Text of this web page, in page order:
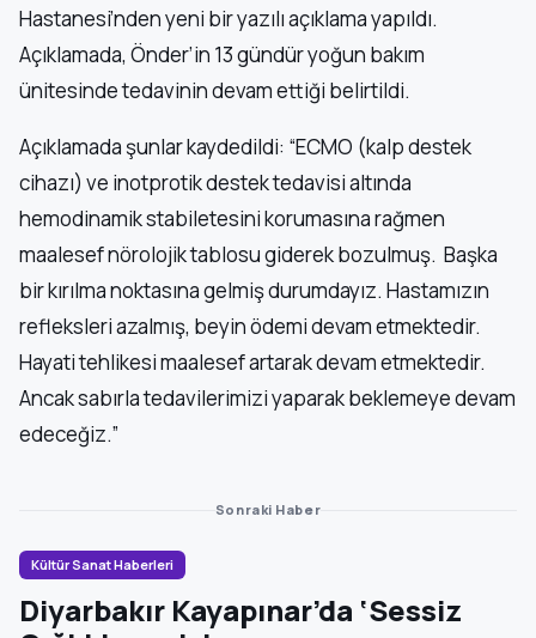
Hastanesi’nden yeni bir yazılı açıklama yapıldı.
Açıklamada, Önder’in 13 gündür yoğun bakım
ünitesinde tedavinin devam ettiği belirtildi.
Açıklamada şunlar kaydedildi: “ECMO (kalp destek
cihazı) ve inotprotik destek tedavisi altında
hemodinamik stabiletesini korumasına rağmen
maalesef nörolojik tablosu giderek bozulmuş. Başka
bir kırılma noktasına gelmiş durumdayız. Hastamızın
refleksleri azalmış, beyin ödemi devam etmektedir.
Hayati tehlikesi maalesef artarak devam etmektedir.
Ancak sabırla tedavilerimizi yaparak beklemeye devam
edeceğiz.”
Sonraki Haber
Kültür Sanat Haberleri
Diyarbakır Kayapınar’da ‘Sessiz